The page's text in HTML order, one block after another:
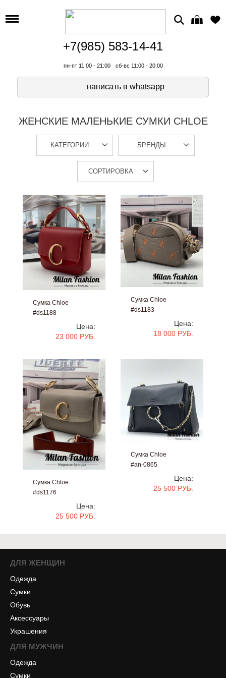
+7(985) 583-14-41
пн-пт 11:00 - 21:00 сб-вс 11:00 - 20:00
написать в whatsapp
ЖЕНСКИЕ МАЛЕНЬКИЕ СУМКИ CHLOE
КАТЕГОРИИ БРЕНДЫ
СОРТИРОВКА
Сумка Chloe
#ds1188
Цена:
23 000 РУБ.
Сумка Chloe
#ds1183
Цена:
18 000 РУБ.
Сумка Chloe
#ds1176
Цена:
25 500 РУБ.
Сумка Chloe
#an-0865
Цена:
25 500 РУБ.
ДЛЯ ЖЕНЩИН
Одежда
Сумки
Обувь
Аксессуары
Украшения
ДЛЯ МУЖЧИН
Одежда
Сумки